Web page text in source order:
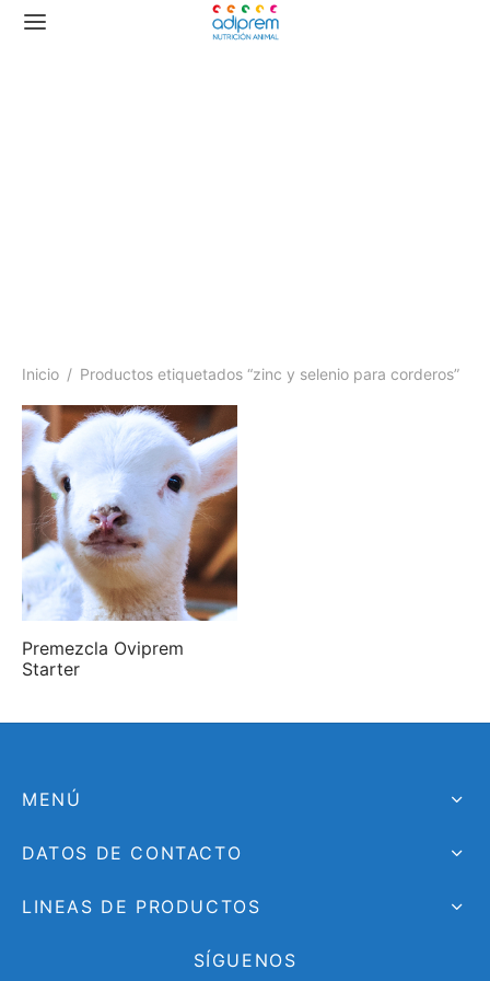
Inicio / Productos etiquetados “zinc y selenio para corderos”
Premezcla Oviprem
Starter
MENÚ
DATOS DE CONTACTO
LINEAS DE PRODUCTOS
SÍGUENOS